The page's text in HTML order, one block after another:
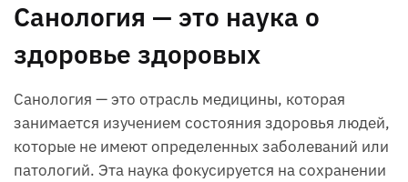
Санология — это наука о
здоровье здоровых
Санология — это отрасль медицины, которая
занимается изучением состояния здоровья людей,
которые не имеют определенных заболеваний или
патологий. Эта наука фокусируется на сохранении